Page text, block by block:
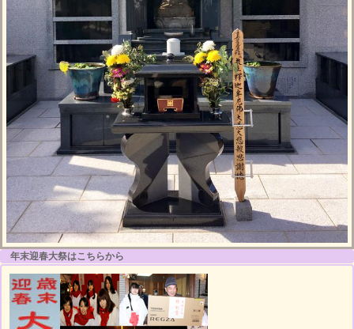
年末迎春大祭はこちらから